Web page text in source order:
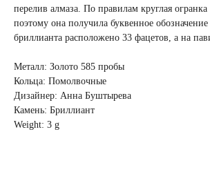
перелив алмаза. По правилам круглая огранка
поэтому она получила буквенное
бриллианта расположено 33 фацетов, а на
Металл: Золото 585 пробы
Кольца: Помолвочные
Дизайнер: Анна Буштырева
Камень: Бриллиант
Weight: 3 g